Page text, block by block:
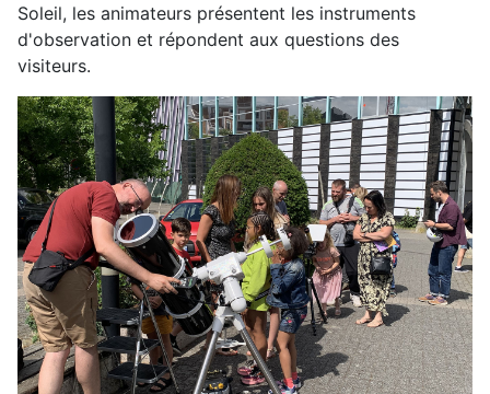
Soleil, les animateurs présentent les instruments
d'observation et répondent aux questions des
visiteurs.